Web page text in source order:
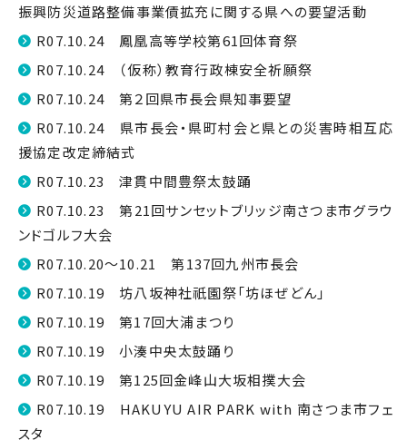
振興防災道路整備事業債拡充に関する県への要望活動
R07.10.24 鳳凰高等学校第61回体育祭
R07.10.24 （仮称）教育行政棟安全祈願祭
R07.10.24 第２回県市長会県知事要望
R07.10.24 県市長会・県町村会と県との災害時相互応
援協定改定締結式
R07.10.23 津貫中間豊祭太鼓踊
R07.10.23 第21回サンセットブリッジ南さつま市グラウ
ンドゴルフ大会
R07.10.20～10.21 第137回九州市長会
R07.10.19 坊八坂神社祇園祭「坊ほぜどん」
R07.10.19 第17回大浦まつり
R07.10.19 小湊中央太鼓踊り
R07.10.19 第125回金峰山大坂相撲大会
R07.10.19 HAKUYU AIR PARK with 南さつま市フェ
スタ